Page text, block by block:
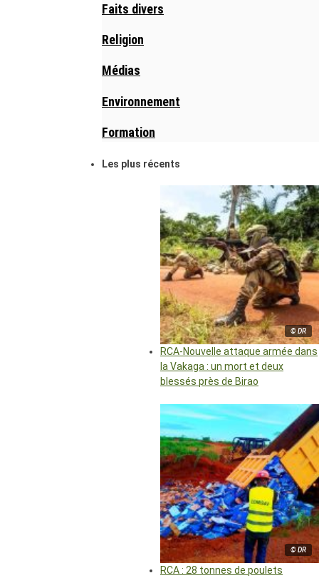
Faits divers
Religion
Médias
Environnement
Formation
Les plus récents
© DR
RCA-Nouvelle attaque armée dans
la Vakaga : un mort et deux
blessés près de Birao
© DR
RCA : 28 tonnes de poulets